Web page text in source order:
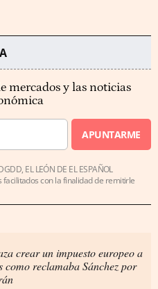
mercados y las noticias
APUNTARME
EL LEÓN DE EL ESPAÑOL
facilitados con la finalidad de remitirle
crear un impuesto europeo a
como reclamaba Sánchez por